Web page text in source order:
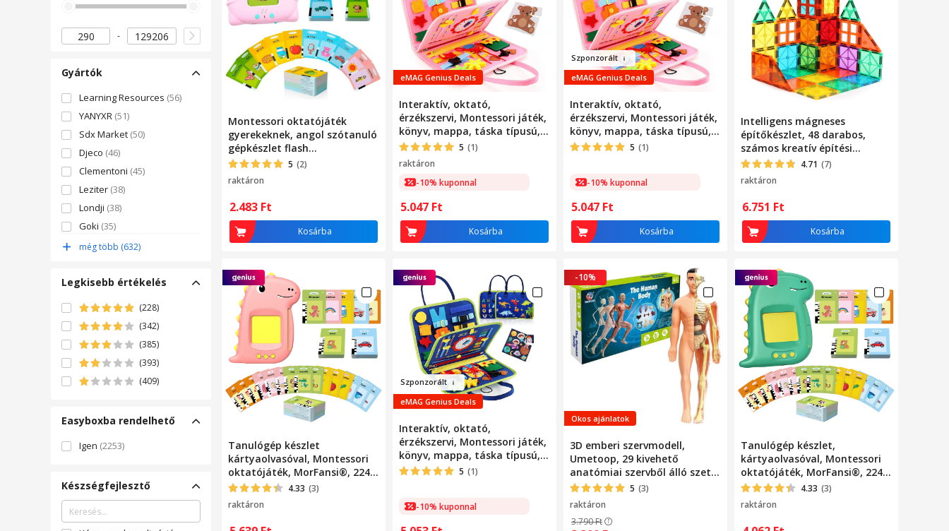
Gyártók
Learning Resources (56)
YANYXR (51)
Sdx Market (50)
Djeco (46)
Clementoni (45)
Leziter (38)
Londji (38)
Goki (35)
Flippy(34)
még több (632)
Legkisebb értékelés
(228)
(342)
(385)
(393)
(409)
Easyboxba rendelhető
Igen (2253)
Készségfejlesztő
Montessori oktatójáték
gyerekeknek, angol szótanuló
gépkészlet flash
kártyaolvasóval, 224 szó 112
kártya, MicroUSB töltés, 2
év+, Összecsukható,
rózsaszín, wifi, 2mp kamera,
élő adás telefonon
5 (2)
raktáron
2.483 Ft
Kosárba
eMAG Genius Deals
Interaktív, oktató,
érzékszervi, Montessori játék,
könyv, mappa, táska típusú,
többféle tevékenységgel,
ideális utazáshoz, fejleszti a
motoros készségeket és a
figyelmet, textil anyagból
5 (1)
raktáron
-10% kuponnal
5.047 Ft
Kosárba
Szponzorált
eMAG Genius Deals
Interaktív, oktató,
érzékszervi, Montessori játék,
könyv, mappa, táska típusú,
többféle tevékenységgel,
figyelmet, textil anyagból
5 (1)
-10% kuponnal
5.047 Ft
Kosárba
Intelligens mágneses
építőkészlet, 48 darabos,
számos kreatív építési
lehetőség, fejleszti a motoros
készségeket és a képzeletet,
többszínű
4.71 (7)
raktáron
6.751 Ft
Kosárba
Tanulógép készlet
kártyaolvasóval, Montessori
oktatójáték, MorFansi®, 224
szavas flash kártyák, USB
töltés, 2 év+, rózsaszín
4.33 (3)
raktáron
Szponzorált
eMAG Genius Deals
Interaktív, oktató,
érzékszervi, Montessori játék,
könyv, mappa, táska típusú,
többféle tevékenységgel,
figyelmet, textil anyagból
5 (1)
-10% kuponnal
-10%
Okos ajánlatok
3D emberi szervmodell,
Umetoop, 29 kivehető
anatómiai szervből álló szett,
átlátszó, 6 év feletti
gyermekek számára
5 (3)
raktáron
3.790Ft
Tanulógép készlet,
kártyaolvasóval, Montessori
oktatójáték, MorFansi®, 224
szavas flash kártyák, USB
töltés, 2 év+, zöld
4.33 (3)
raktáron